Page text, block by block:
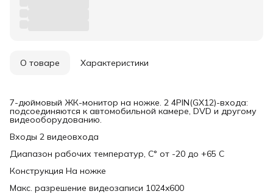
О товаре Характеристики
7-дюймовый ЖК-монитор на ножке. 2 4PIN(GX12)-входа:
подсоединяются к автомобильной камере, DVD и другому
видеооборудованию.
Входы 2 видеовхода
Диапазон рабочих температур, С° от -20 до +65 C
Конструкция На ножке
Макс. разрешение видеозаписи 1024x600